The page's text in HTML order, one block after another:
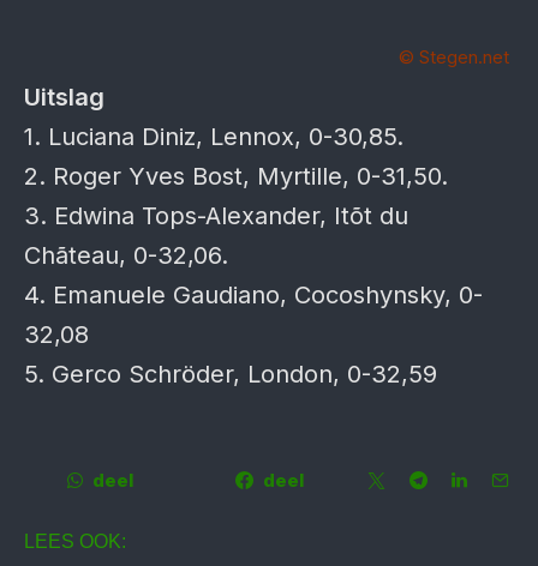
© Stegen.net
Uitslag
1. Luciana Diniz, Lennox, 0-30,85.
2. Roger Yves Bost, Myrtille, 0-31,50.
3. Edwina Tops-Alexander, Itõt du
Chãteau, 0-32,06.
4. Emanuele Gaudiano, Cocoshynsky, 0-
32,08
5. Gerco Schröder, London, 0-32,59
deel deel
LEES OOK: